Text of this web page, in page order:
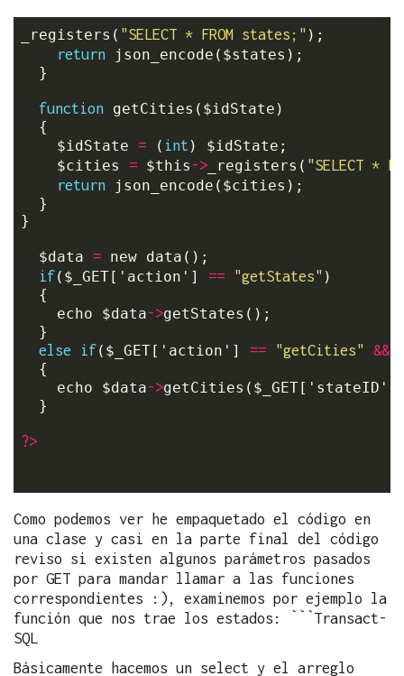
_registers( "SELECT * FROM states;" );
return json_encode($states);
  }
function getCities($idState)
  {
    $idState
= ( int ) $idState;
    $cities
= $this -> _registers( "SELECT *
return json_encode($cities);
  }
}
  $data
= new data();
if($_GET['action'] == "getStates" )
  {
    echo $data
->getStates();
  }
else if($_GET['action'] == "getCities" &&
  {
    echo $data
->
  }
?>
Como podemos ver he empaquetado el código en
una clase y casi en la parte final del código
reviso si existen algunos parámetros pasados
por GET para mandar llamar a las funciones
correspondientes :), examinemos por ejemplo la
función que nos trae los estados: ```Transact-
SQL
Básicamente hacemos un select y el arreglo